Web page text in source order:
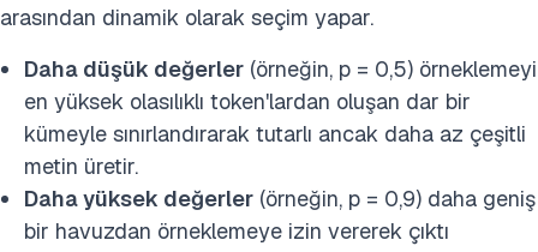
arasından dinamik olarak seçim yapar.
Daha düşük değerler (örneğin, p = 0,5) örneklemeyi
en yüksek olasılıklı token'lardan oluşan dar bir
kümeyle sınırlandırarak tutarlı ancak daha az çeşitli
metin üretir.
Daha yüksek değerler (örneğin, p = 0,9) daha geniş
bir havuzdan örneklemeye izin vererek çıktı